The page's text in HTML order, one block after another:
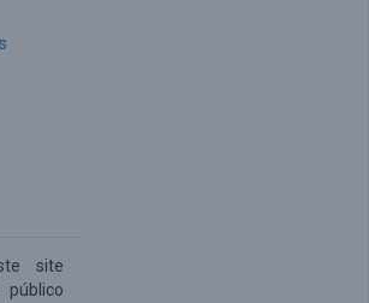
site